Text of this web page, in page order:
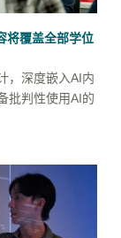
将覆盖全部学位
，深度嵌入AI内
批判性使用AI的